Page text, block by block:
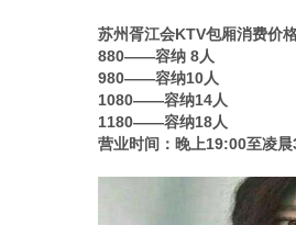
苏州胥江会KTV包厢消费价
880——容纳 8人
980——容纳10人
1080——容纳14人
1180——容纳18人
营业时间：晚上19:00至凌